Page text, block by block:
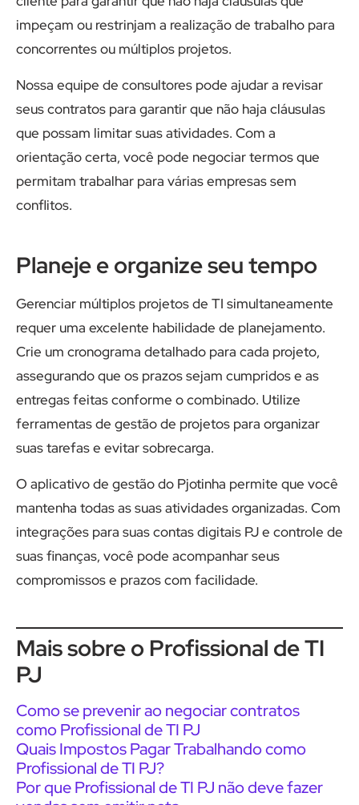
impeçam ou restrinjam a realização de trabalho para
concorrentes ou múltiplos projetos.
Nossa equipe de consultores pode ajudar a revisar
seus contratos para garantir que não haja cláusulas
que possam limitar suas atividades. Com a
orientação certa, você pode negociar termos que
permitam trabalhar para várias empresas sem
conflitos.
Planeje e organize seu tempo
Gerenciar múltiplos projetos de TI simultaneamente
requer uma excelente habilidade de planejamento.
Crie um cronograma detalhado para cada projeto,
assegurando que os prazos sejam cumpridos e as
entregas feitas conforme o combinado. Utilize
ferramentas de gestão de projetos para organizar
suas tarefas e evitar sobrecarga.
O aplicativo de gestão do Pjotinha permite que você
mantenha todas as suas atividades organizadas. Com
integrações para suas contas digitais PJ e controle de
suas finanças, você pode acompanhar seus
compromissos e prazos com facilidade.
Mais sobre o Profissional de TI
PJ
Como se prevenir ao negociar contratos
como Profissional de TI PJ
Quais Impostos Pagar Trabalhando como
Profissional de TI PJ?
Por que Profissional de TI PJ não deve fazer